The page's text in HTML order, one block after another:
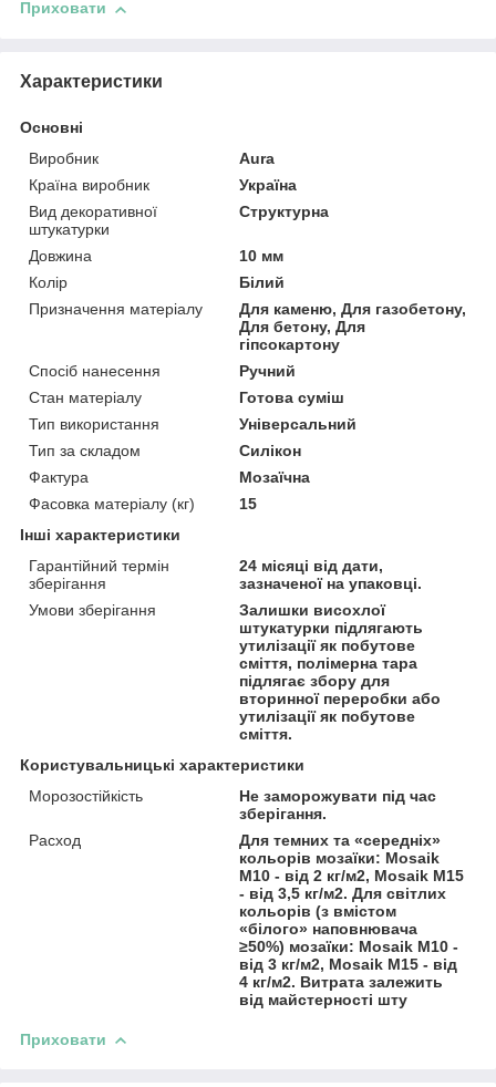
Приховати
Характеристики
Основні
Виробник
Aura
Країна виробник
Україна
Вид декоративної
штукатурки
Структурна
Довжина
10 мм
Колір
Білий
Призначення матеріалу
Для каменю, Для газобетону,
Для бетону, Для
гіпсокартону
Спосіб нанесення
Ручний
Стан матеріалу
Готова суміш
Тип використання
Універсальний
Тип за складом
Силікон
Фактура
Мозаїчна
Фасовка матеріалу (кг)
15
Інші характеристики
Гарантійний термін
зберігання
24 місяці від дати,
зазначеної на упаковці.
Умови зберігання
Залишки висохлої
штукатурки підлягають
утилізації як побутове
сміття, полімерна тара
підлягає збору для
вторинної переробки або
утилізації як побутове
сміття.
Користувальницькі характеристики
Морозостійкість
Не заморожувати під час
зберігання.
Расход
Для темних та «середніх»
кольорів мозаїки: Mosaik
M10 - від 2 кг/м2, Mosaik M15
- від 3,5 кг/м2. Для світлих
кольорів (з вмістом
«білого» наповнювача
≥50%) мозаїки: Mosaik M10 -
від 3 кг/м2, Mosaik M15 - від
4 кг/м2. Витрата залежить
від майстерності шту
Приховати